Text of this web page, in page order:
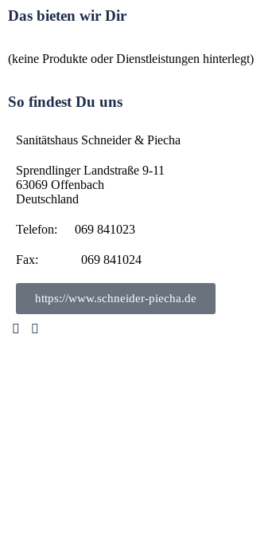
Das bieten wir Dir
(keine Produkte oder Dienstleistungen hinterlegt)
So findest Du uns
Sanitätshaus Schneider & Piecha
Sprendlinger Landstraße 9-11
63069 Offenbach
Deutschland
Telefon: 069 841023
Fax: 069 841024
https://www.schneider-piecha.de